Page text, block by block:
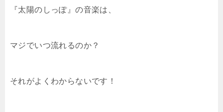
『太陽のしっぽ』の音楽は、
マジでいつ流れるのか？
それがよくわからないです！